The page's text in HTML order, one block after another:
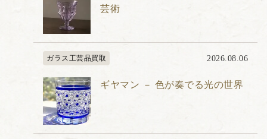
芸術
ガラス工芸品買取 2026.08.06
ギヤマン － 色が奏でる光の世界